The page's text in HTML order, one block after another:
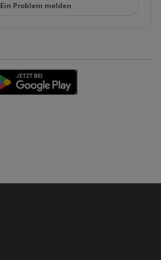
Ein Problem melden